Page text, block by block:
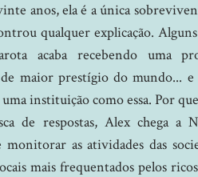
anos, ela é a única
qualquer explicação.
acaba recebendo uma
maior prestígio do mundo...
instituição como essa. Por
de respostas, Alex chega a
as atividades das
mais frequentados pelos